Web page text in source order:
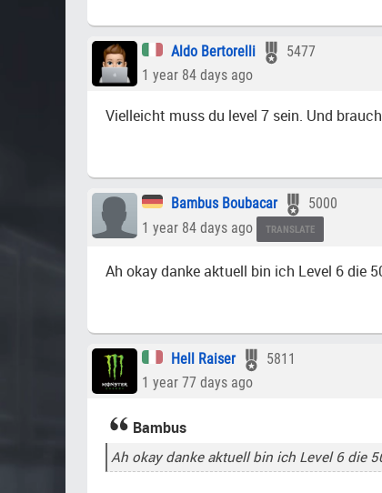
Aldo Bertorelli
5477
1 year 84 days ago
Vielleicht muss du level 7 sein. Und
Bambus Boubacar
5000
1 year 84 days ago
TRANSLATE
Ah okay danke aktuell bin ich Level 6 die
Hell Raiser
5811
1 year 77 days ago
Bambus
Ah okay danke aktuell bin ich Level 6 die